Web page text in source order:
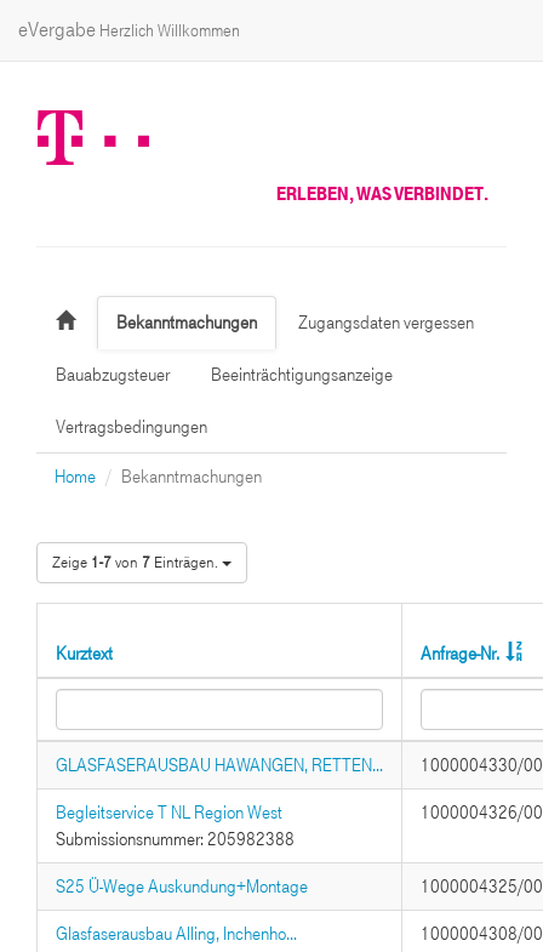
eVergabe Herzlich Willkommen
ERLEBEN, WAS VERBINDET.
Bekanntmachungen Zugangsdaten vergessen
Bauabzugsteuer Beeinträchtigungsanzeige
Vertragsbedingungen
Home Bekanntmachungen
Zeige 1-7von 7 Einträgen.
Kurztext Anfrage-Nr.
GLASFASERAUSBAU HAWANGEN, RETTEN... 1000004330/
Begleitservice T NL Region West
Submissionsnummer: 205982388
1000004326/
S25 Ü-Wege Auskundung+Montage 1000004325/
Glasfaserausbau Alling, Inchenho... 1000004308/